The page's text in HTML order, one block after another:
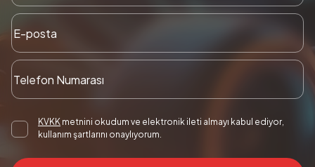
KVKK metnini okudum ve elektronik ileti almayı kabul ediyor,
kullanım şartlarını onaylıyorum.